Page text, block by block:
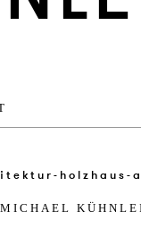
MI­CHA­EL